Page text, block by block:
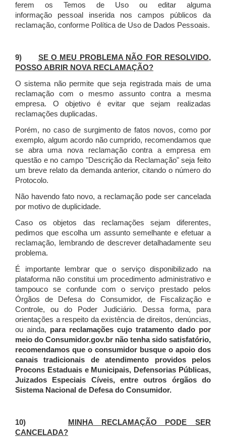
ferem os Temos de Uso ou editar alguma
informação pessoal inserida nos campos públicos da
reclamação, conforme Política de Uso de Dados Pessoais.
9) SE O MEU PROBLEMA NÃO FOR RESOLVIDO,
POSSO ABRIR NOVA RECLAMAÇÃO?
O sistema não permite que seja registrada mais de uma
reclamação com o mesmo assunto contra a mesma
empresa. O objetivo é evitar que sejam realizadas
reclamações duplicadas.
Porém, no caso de surgimento de fatos novos, como por
exemplo, algum acordo não cumprido, recomendamos que
se abra uma nova reclamação contra a empresa em
questão e no campo "Descrição da Reclamação" seja feito
um breve relato da demanda anterior, citando o número do
Protocolo.
Não havendo fato novo, a reclamação pode ser cancelada
por motivo de duplicidade.
Caso os objetos das reclamações sejam diferentes,
pedimos que escolha um assunto semelhante e efetuar a
reclamação, lembrando de descrever detalhadamente seu
problema.
É importante lembrar que o serviço disponibilizado na
plataforma não constitui um procedimento administrativo e
tampouco se confunde com o serviço prestado pelos
Órgãos de Defesa do Consumidor, de Fiscalização e
Controle, ou do Poder Judiciário. Dessa forma, para
orientações a respeito da existência de direitos, denúncias,
ou ainda, para reclamações cujo tratamento dado por
meio do Consumidor.gov.br não tenha sido satisfatório,
recomendamos que o consumidor busque o apoio dos
canais tradicionais de atendimento providos pelos
Procons Estaduais e Municipais, Defensorias Públicas,
Juizados Especiais Cíveis, entre outros órgãos do
Sistema Nacional de Defesa do Consumidor.
10)
MINHA RECLAMAÇÃO PODE SER
CANCELADA?